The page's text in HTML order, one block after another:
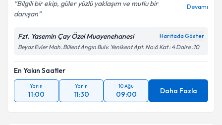
Bilgili bir ekip, güler yüzlü yaklaşım ve mutlu bir
danışan
Devamı
Fzt. Yasemin Çay Özel Muayenehanesi Haritada Göster
Beyaz Evler Mah. Bülent Angın Bulv. Yenikent Apt. No:6 Kat : 4 Daire :10
En Yakın Saatler
Yarın
11:00
Yarın
11:30
10 Ağu
09:00 Daha Fazla